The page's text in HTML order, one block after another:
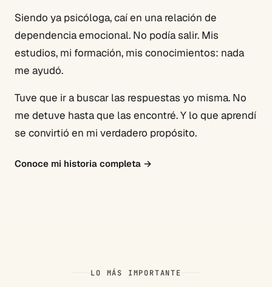
Siendo ya psicóloga, caí en una relación de
dependencia emocional. No podía salir. Mis
estudios, mi formación, mis conocimientos: nada
me ayudó.
Tuve que ir a buscar las respuestas yo misma. No
me detuve hasta que las encontré. Y lo que aprendí
se convirtió en mi verdadero propósito.
Conoce mi historia completa →
LO MÁS IMPORTANTE